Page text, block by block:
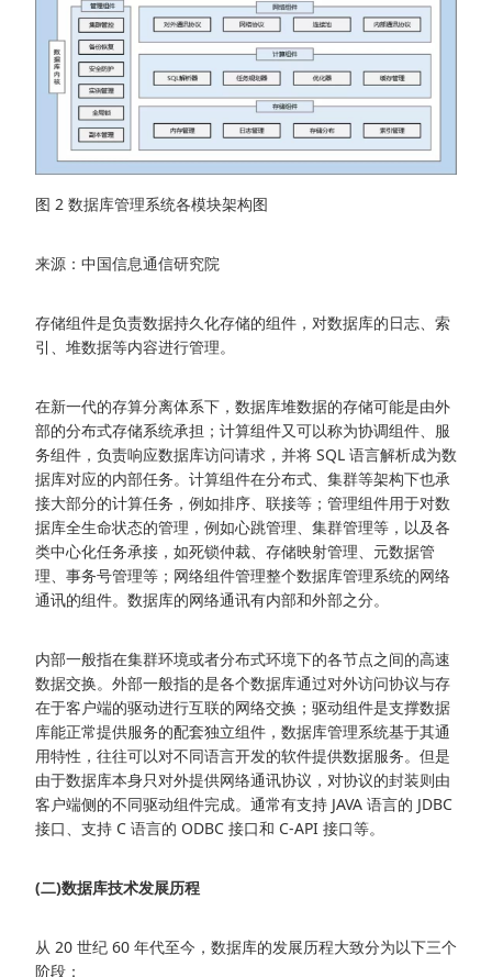
图 2 数据库管理系统各模块架构图
来源：中国信息通信研究院
存储组件是负责数据持久化存储的组件，对数据库的日志、索
引、堆数据等内容进行管理。
在新一代的存算分离体系下，数据库堆数据的存储可能是由外
部的分布式存储系统承担；计算组件又可以称为协调组件、服
务组件，负责响应数据库访问请求，并将 SQL 语言解析成为数
据库对应的内部任务。计算组件在分布式、集群等架构下也承
接大部分的计算任务，例如排序、联接等；管理组件用于对数
据库全生命状态的管理，例如心跳管理、集群管理等，以及各
类中心化任务承接，如死锁仲裁、存储映射管理、元数据管
理、事务号管理等；网络组件管理整个数据库管理系统的网络
通讯的组件。数据库的网络通讯有内部和外部之分。
内部一般指在集群环境或者分布式环境下的各节点之间的高速
数据交换。外部一般指的是各个数据库通过对外访问协议与存
在于客户端的驱动进行互联的网络交换；驱动组件是支撑数据
库能正常提供服务的配套独立组件，数据库管理系统基于其通
用特性，往往可以对不同语言开发的软件提供数据服务。但是
由于数据库本身只对外提供网络通讯协议，对协议的封装则由
客户端侧的不同驱动组件完成。通常有支持 JAVA 语言的 JDBC
接口、支持 C 语言的 ODBC 接口和 C-API 接口等。
(二)数据库技术发展历程
从 20 世纪 60 年代至今，数据库的发展历程大致分为以下三个
阶段：